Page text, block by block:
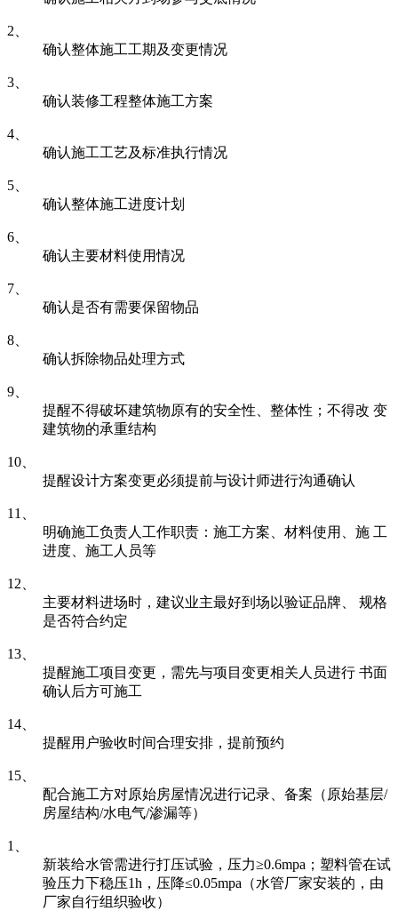
2、
确认整体施工工期及变更情况
3、
确认装修工程整体施工方案
4、
确认施工工艺及标准执行情况
5、
确认整体施工进度计划
6、
确认主要材料使用情况
7、
确认是否有需要保留物品
8、
确认拆除物品处理方式
9、
提醒不得破坏建筑物原有的安全性、整体性；不得改 变
建筑物的承重结构
10、
提醒设计方案变更必须提前与设计师进行沟通确认
11、
明确施工负责人工作职责：施工方案、材料使用、施 工
进度、施工人员等
12、
主要材料进场时，建议业主最好到场以验证品牌、 规格
是否符合约定
13、
提醒施工项目变更，需先与项目变更相关人员进行 书面
确认后方可施工
14、
提醒用户验收时间合理安排，提前预约
15、
配合施工方对原始房屋情况进行记录、备案（原始基层/
房屋结构/水电气/渗漏等）
1、
新装给水管需进行打压试验，压力≥0.6mpa；塑料管在试
验压力下稳压1h，压降≤0.05mpa（水管厂家安装的，由
厂家自行组织验收）